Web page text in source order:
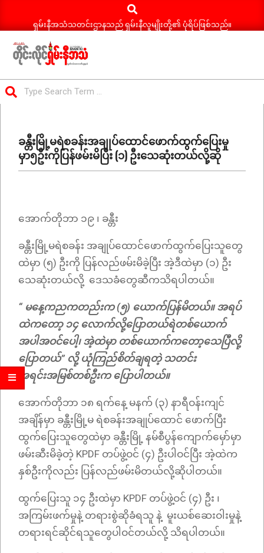
Search
ရှမ်းနီအသံသတင်းဌာနသည် ရှမ်းနီလူမျိုးတို့၏ ပုံရိပ်ဖြစ်သည်။
ရှမ်း
နီ
သတင်း
Menuခန္တီးမြို့မရဲစခန်းအချုပ်ထောင်ဖောက်ထွက်ပြေးမှု
မှာ၅ဦးကိုပြန်ဖမ်းမိပြီး (၁) ဦးသေဆုံးတယ်လို့ဆို
အောက်တိုဘာ ၁၉ ၊ ခန္တီး
ခန္တီးမြို့မရဲစခန်း အချုပ်ထောင်ဖောက်ထွက်ပြေးသူတွေ
ထဲမှာ (၅) ဦးကို ပြန်လည်ဖမ်းမိခဲ့ပြီး အဲ့ဒီထဲမှာ (၁) ဦး
သေဆုံးတယ်လို့ ဒေသခံတွေဆီကသိရပါတယ်။
“ မနေ့ကညကတည်းက (၅) ယောက်ပြန်မိတယ်။ အရပ်
ထဲကတော့ ၁၄ လောက်လို့ပြောတယ်ရဲတစ်ယောက်
အပါအဝင်ပေါ့၊ အဲ့ထဲမှာ တစ်ယောက်ကတော့သေပြီလို့
ပြောတယ်” လို့ ယုံကြည်စိတ်ချရတဲ့ သတင်း
အရင်းအမြစ်တစ်ဦးက ပြောပါတယ်။
အောက်တိုဘာ ၁၈ ရက်နေ့ မနက် (၃) နာရီဝန်းကျင်
အချိန်မှာ ခန္တီးမြို့မ ရဲစခန်းအချုပ်ထောင် ဖောက်ပြီး
ထွက်ပြေးသူတွေထဲမှာ ခန္တီးမြို့ နမ်စီပွန်ကျောက်မှော်မှာ
ဖမ်းဆီးမိခဲ့တဲ့ KPDF တပ်ဖွဲ့ဝင် (၄) ဦးပါဝင်ပြီး အဲ့ထဲက
နှစ်ဦးကိုလည်း ပြန်လည်ဖမ်းမိတယ်လို့ဆိုပါတယ်။​
ထွက်ပြေးသူ ၁၄ ဦးထဲမှာ KPDF တပ်ဖွဲ့ဝင် (၄) ဦး ၊
အကြမ်းဖက်မှုနဲ့ တရားစွဲဆိုခံရသူ နဲ့ မူးယစ်ဆေးဝါးမှုနဲ့
တရားရင်ဆိုင်ရသူတွေပါဝင်တယ်လို့ သိရပါတယ်။